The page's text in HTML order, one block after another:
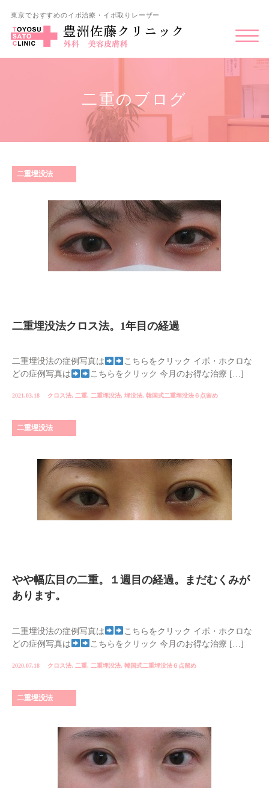
東京でおすすめのイボ治療・イボ取りレーザー
二重のブログ
二重埋没法
二重埋没法クロス法。1年目の経過
二重埋没法の症例写真は
こちらをクリック イボ・ホクロな
どの症例写真は
こちらをクリック 今月のお得な治療 […]
2021.03.18 クロス法, 二重, 二重埋没法, 埋没法, 韓国式二重埋没法６点留め
二重埋没法
やや幅広目の二重。１週目の経過。まだむくみが
あります。
二重埋没法の症例写真は
こちらをクリック イボ・ホクロな
どの症例写真は
こちらをクリック 今月のお得な治療 […]
2020.07.18 クロス法, 二重, 二重埋没法, 韓国式二重埋没法６点留め
二重埋没法